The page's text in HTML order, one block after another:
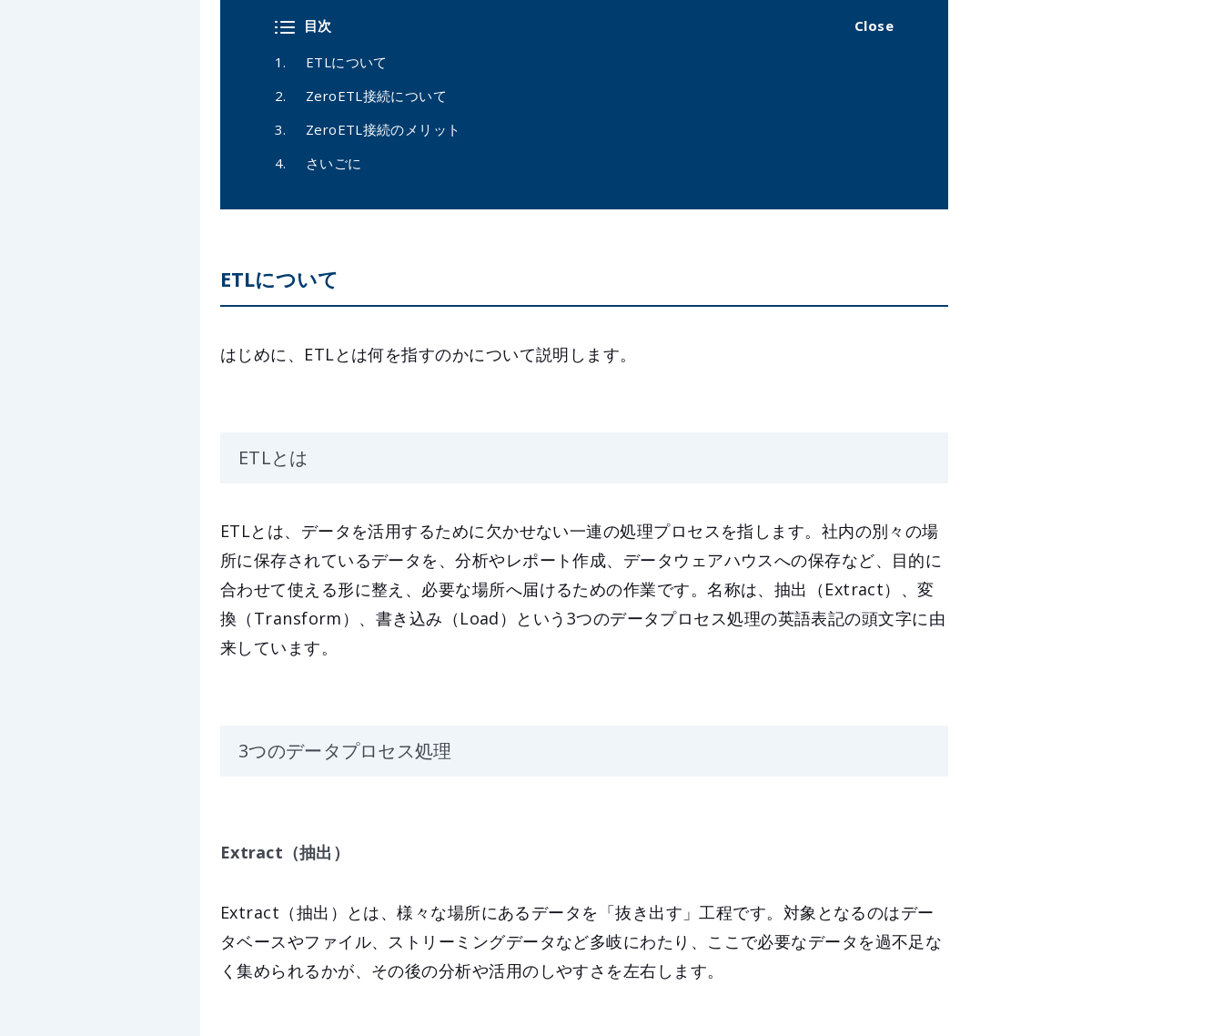
目次
ETLについて
ZeroETL接続について
ZeroETL接続のメリット
さいごに
ETLについて
はじめに、ETLとは何を指すのかについて説明します。
ETLとは
ETLとは、データを活用するために欠かせない一連の処理プロセスを指します。社内の別々の場
所に保存されているデータを、分析やレポート作成、データウェアハウスへの保存など、目的に
合わせて使える形に整え、必要な場所へ届けるための作業です。名称は、抽出（Extract）、変
換（Transform）、書き込み（Load）という3つのデータプロセス処理の英語表記の頭文字に由
来しています。
3つのデータプロセス処理
Extract（抽出）
Extract（抽出）とは、様々な場所にあるデータを「抜き出す」工程です。対象となるのはデー
タベースやファイル、ストリーミングデータなど多岐にわたり、ここで必要なデータを過不足な
く集められるかが、その後の分析や活用のしやすさを左右します。